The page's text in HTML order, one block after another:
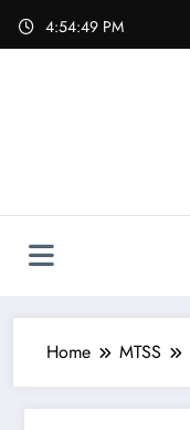
Skip
4:54:50 PM
Home MTSS